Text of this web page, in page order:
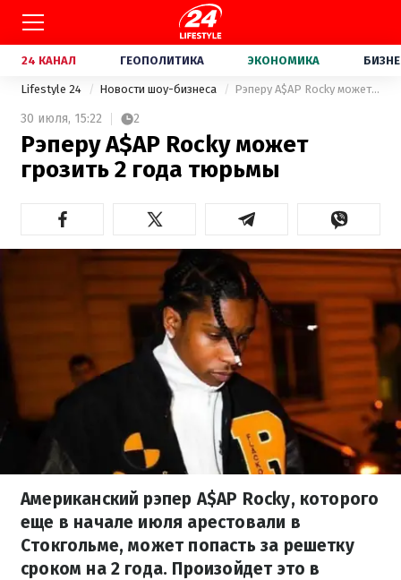
24 КАНАЛ ГЕОПОЛИТИКА ЭКОНОМИКА
Lifestyle 24 Новости шоу-бизнеса Рэперу A$AP Rocky может грозить 2 года тюрьмы
30 июля, 15:22 2
Рэперу A$AP Rocky может
грозить 2 года тюрьмы
Американский рэпер A$AP Rocky, которого
еще в начале июля арестовали в
Стокгольме, может попасть за решетку
сроком на 2 года. Произойдет это в